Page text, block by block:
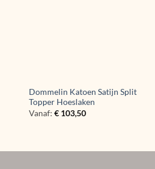
Dommelin Katoen Satijn Split
Topper Hoeslaken
Vanaf: €103,50